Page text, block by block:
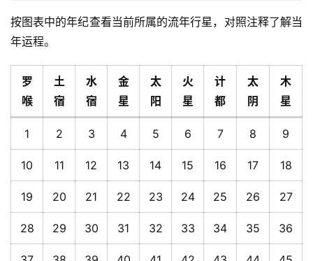
按图表中的年纪查看当前所属的流年行星，对照注释了解当
年运程。
罗
喉
土
宿
水
宿
金
星
太
阳
火
星
计
都
太
阴
木
星
1 2 3 4 5 6 7 8 9
10 11 12 13 14 15 16 17 18
19 20 21 22 23 24 25 26 27
28 29 30 31 32 33 34 35 36